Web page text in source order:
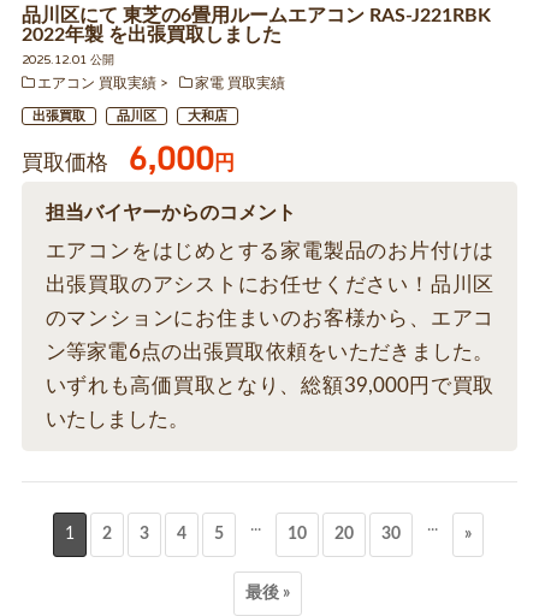
品川区にて 東芝の6畳用ルームエアコン RAS-J221RBK
2022年製 を出張買取しました
2025.12.01 公開
エアコン 買取実績
家電 買取実績
出張買取 品川区 大和店
買取価格 6,000円
担当バイヤーからのコメント
エアコンをはじめとする家電製品のお片付けは
出張買取のアシストにお任せください！品川区
のマンションにお住まいのお客様から、エアコ
ン等家電6点の出張買取依頼をいただきました。
いずれも高価買取となり、総額39,000円で買取
いたしました。
1 2 3 4 5 ... 10 20 30 ... »
最後 »